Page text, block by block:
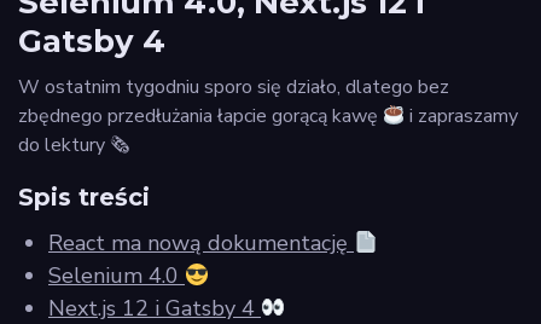
Frontend
Odkryj
Vived
Privacy
policy
Gatsby 4
W ostatnim tygodniu sporo się działo, dlatego bez
zbędnego przedłużania łapcie gorącą kawę
i zapraszamy
do lektury 🗞
Spis treści
React ma nową dokumentację
Selenium 4.0
Next.js 12 i Gatsby 4